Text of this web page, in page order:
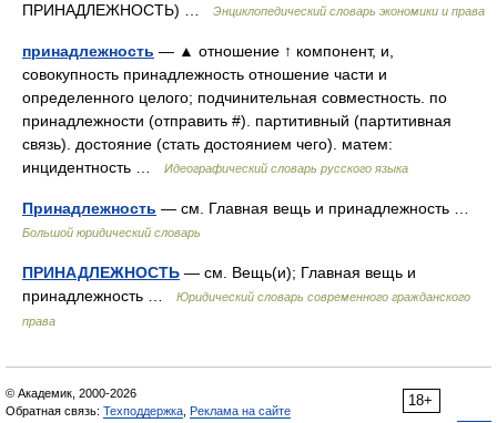
ПРИНАДЛЕЖНОСТЬ) …
Энциклопедический словарь экономики и права
принадлежность — ▲ отношение ↑ компонент, и,
совокупность принадлежность отношение части и
определенного целого; подчинительная совместность. по
принадлежности (отправить #). партитивный (партитивная
связь). достояние (стать достоянием чего). матем:
инцидентность …
Идеографический словарь русского языка
Принадлежность — см. Главная вещь и принадлежность …
Большой юридический словарь
ПРИНАДЛЕЖНОСТЬ — см. Вещь(и); Главная вещь и
принадлежность …
Юридический словарь современного гражданского
права
18+
© Академик, 2000-2026
Обратная связь: Техподдержка Реклама на сайте